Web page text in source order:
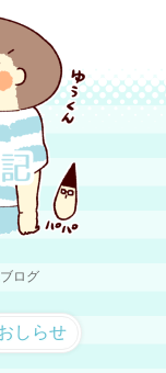
ログ
しらせ